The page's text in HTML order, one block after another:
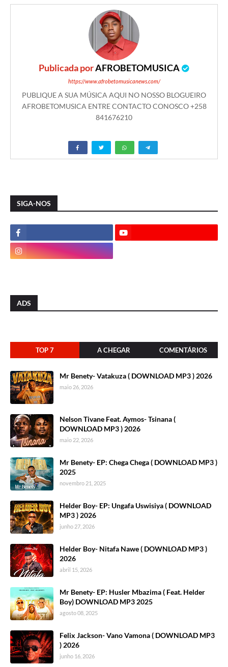
Publicada porAFROBETOMUSICA
https://www.afrobetomusicanews.com/
PUBLIQUE A SUA MÚSICA AQUI NO NOSSO BLOGUEIRO
AFROBETOMUSICA ENTRE CONTACTO CONOSCO +258
841676210
SIGA-NOS
ADS
TOP 7 A CHEGAR COMENTÁRIOS
Mr Benety- Vatakuza ( DOWNLOAD MP3 ) 2026
maio 26, 2026
Nelson Tivane Feat. Aymos- Tsinana (
DOWNLOAD MP3 ) 2026
maio 22, 2026
Mr Benety- EP: Chega Chega ( DOWNLOAD MP3 )
2025
novembro 21, 2025
Helder Boy- EP: Ungafa Uswisiya ( DOWNLOAD
MP3 ) 2026
junho 27, 2026
Helder Boy- Nitafa Nawe ( DOWNLOAD MP3 )
2026
abril 15, 2026
Mr Benety- EP: Husler Mbazima ( Feat. Helder
Boy) DOWNLOAD MP3 2025
agosto 08, 2025
Felix Jackson- Vano Vamona ( DOWNLOAD MP3
) 2026
junho 16, 2026